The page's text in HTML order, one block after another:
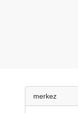
merkez